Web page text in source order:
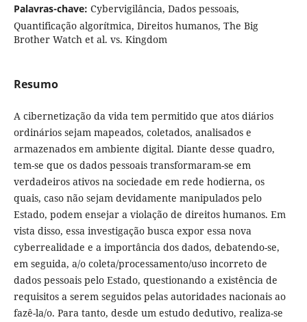
Palavras-chave: Cybervigilância, Dados pessoais,
Quantificação algorítmica, Direitos humanos, The Big
Brother Watch et al. vs. Kingdom
Resumo
A cibernetização da vida tem permitido que atos diários
ordinários sejam mapeados, coletados, analisados e
armazenados em ambiente digital. Diante desse quadro,
tem-se que os dados pessoais transformaram-se em
verdadeiros ativos na sociedade em rede hodierna, os
quais, caso não sejam devidamente manipulados pelo
Estado, podem ensejar a violação de direitos humanos. Em
vista disso, essa investigação busca expor essa nova
cyberrealidade e a importância dos dados, debatendo-se,
em seguida, a/o coleta/processamento/uso incorreto de
dados pessoais pelo Estado, questionando a existência de
requisitos a serem seguidos pelas autoridades nacionais ao
fazê-la/o. Para tanto, desde um estudo dedutivo, realiza-se